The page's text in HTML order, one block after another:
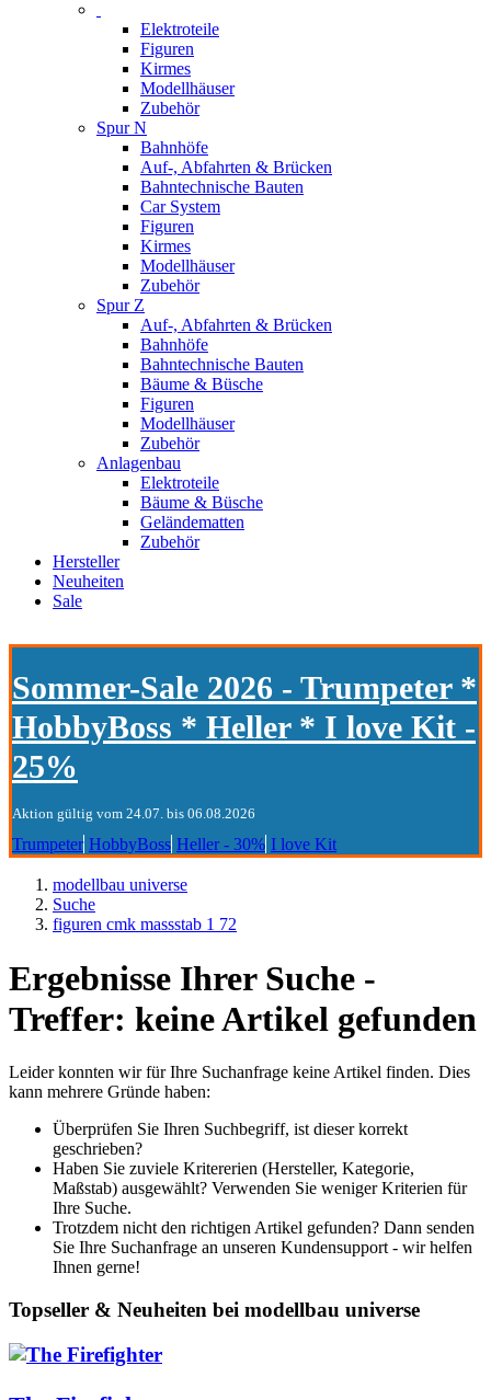
Elektroteile
Figuren
Kirmes
Modellhäuser
Zubehör
Spur N
Bahnhöfe
Auf-, Abfahrten & Brücken
Bahntechnische Bauten
Car System
Figuren
Kirmes
Modellhäuser
Zubehör
Spur Z
Auf-, Abfahrten & Brücken
Bahnhöfe
Bahntechnische Bauten
Bäume & Büsche
Figuren
Modellhäuser
Zubehör
Anlagenbau
Elektroteile
Bäume & Büsche
Geländematten
Zubehör
Hersteller
Neuheiten
Sale
Sommer-Sale 2026 - Trumpeter *
HobbyBoss * Heller * I love Kit -
25%
Aktion gültig vom 24.07. bis 06.08.2026
Trumpeter HobbyBoss Heller - 30% I love Kit
modellbau universe
Suche
figuren cmk massstab 1 72
Ergebnisse Ihrer Suche -
Treffer: keine Artikel gefunden
Leider konnten wir für Ihre Suchanfrage keine Artikel finden. Dies
kann mehrere Gründe haben:
Überprüfen Sie Ihren Suchbegriff, ist dieser korrekt
geschrieben?
Haben Sie zuviele Kritererien (Hersteller, Kategorie,
Maßstab) ausgewählt? Verwenden Sie weniger Kriterien für
Ihre Suche.
Trotzdem nicht den richtigen Artikel gefunden? Dann senden
Sie Ihre Suchanfrage an unseren Kundensupport - wir helfen
Ihnen gerne!
Topseller & Neuheiten bei modellbau universe